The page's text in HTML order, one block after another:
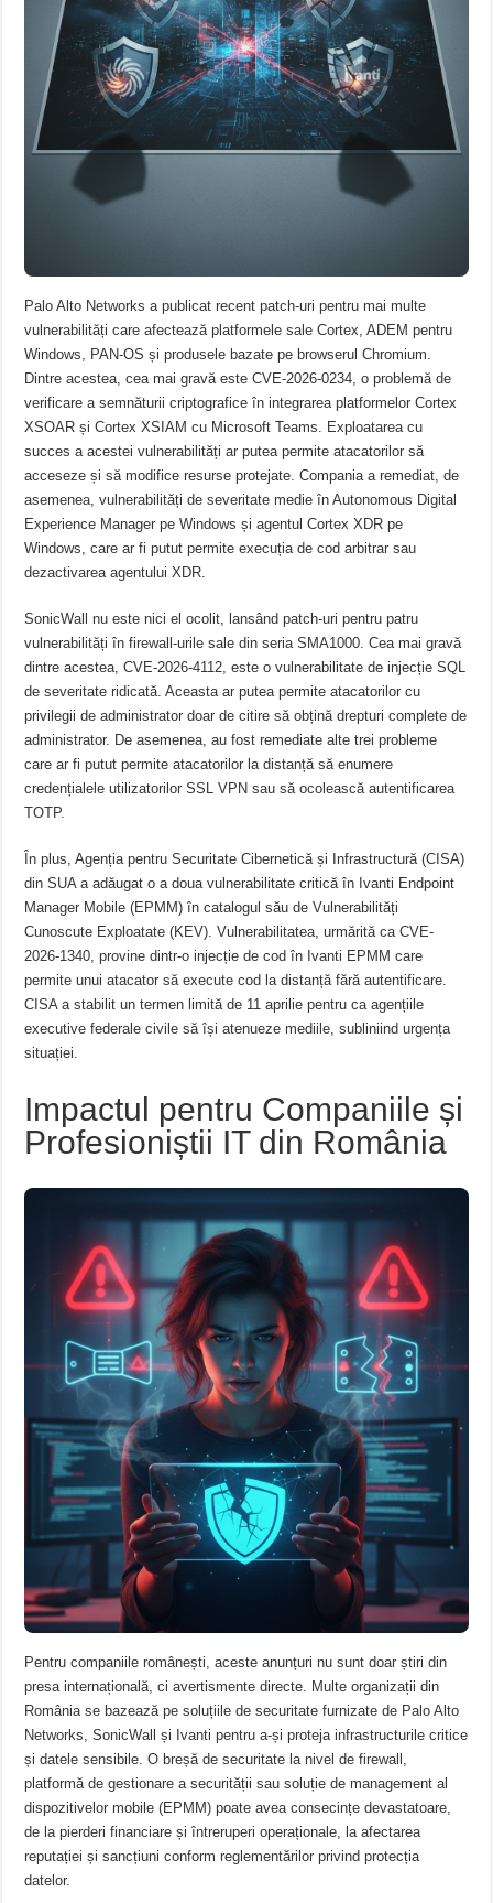
Palo Alto Networks a publicat recent patch-uri pentru mai multe
vulnerabilități care afectează platformele sale Cortex, ADEM pentru
Windows, PAN-OS și produsele bazate pe browserul Chromium.
Dintre acestea, cea mai gravă este CVE-2026-0234, o problemă de
verificare a semnăturii criptografice în integrarea platformelor Cortex
XSOAR și Cortex XSIAM cu Microsoft Teams. Exploatarea cu
succes a acestei vulnerabilități ar putea permite atacatorilor să
acceseze și să modifice resurse protejate. Compania a remediat, de
asemenea, vulnerabilități de severitate medie în Autonomous Digital
Experience Manager pe Windows și agentul Cortex XDR pe
Windows, care ar fi putut permite execuția de cod arbitrar sau
dezactivarea agentului XDR.
SonicWall nu este nici el ocolit, lansând patch-uri pentru patru
vulnerabilități în firewall-urile sale din seria SMA1000. Cea mai gravă
dintre acestea, CVE-2026-4112, este o vulnerabilitate de injecție SQL
de severitate ridicată. Aceasta ar putea permite atacatorilor cu
privilegii de administrator doar de citire să obțină drepturi complete de
administrator. De asemenea, au fost remediate alte trei probleme
care ar fi putut permite atacatorilor la distanță să enumere
credențialele utilizatorilor SSL VPN sau să ocolească autentificarea
TOTP.
În plus, Agenția pentru Securitate Cibernetică și Infrastructură (CISA)
din SUA a adăugat o a doua vulnerabilitate critică în Ivanti Endpoint
Manager Mobile (EPMM) în catalogul său de Vulnerabilități
Cunoscute Exploatate (KEV). Vulnerabilitatea, urmărită ca CVE-
2026-1340, provine dintr-o injecție de cod în Ivanti EPMM care
permite unui atacator să execute cod la distanță fără autentificare.
CISA a stabilit un termen limită de 11 aprilie pentru ca agențiile
executive federale civile să își atenueze mediile, subliniind urgența
situației.
Impactul pentru Companiile și
Profesioniștii IT din România
Pentru companiile românești, aceste anunțuri nu sunt doar știri din
presa internațională, ci avertismente directe. Multe organizații din
România se bazează pe soluțiile de securitate furnizate de Palo Alto
Networks, SonicWall și Ivanti pentru a-și proteja infrastructurile critice
și datele sensibile. O breșă de securitate la nivel de firewall,
platformă de gestionare a securității sau soluție de management al
dispozitivelor mobile (EPMM) poate avea consecințe devastatoare,
de la pierderi financiare și întreruperi operaționale, la afectarea
reputației și sancțiuni conform reglementărilor privind protecția
datelor.